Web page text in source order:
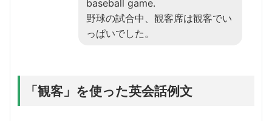
baseball game.
野球の試合中、観客席は観客でい
っぱいでした。
「観客」を使った英会話例文